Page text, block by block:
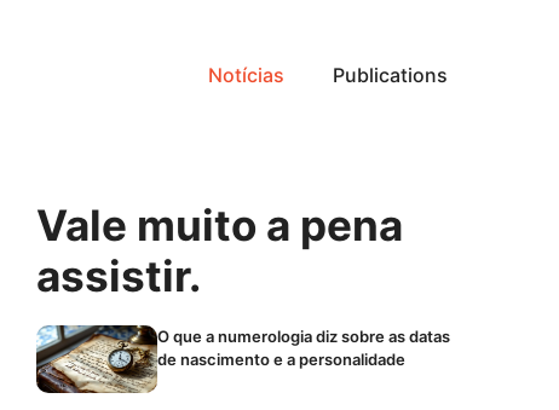
Notícias Publications
Vale muito a pena
assistir.
O que a numerologia diz sobre as datas
de nascimento e a personalidade